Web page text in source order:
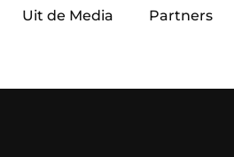
Uit de Media Partners